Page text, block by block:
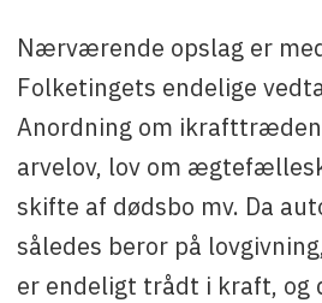
Nærværende opslag er
Folketingets endelige
Anordning om
arvelov, lov om
skifte af dødsbo mv. Da
således beror på
er endeligt trådt i kraft, og